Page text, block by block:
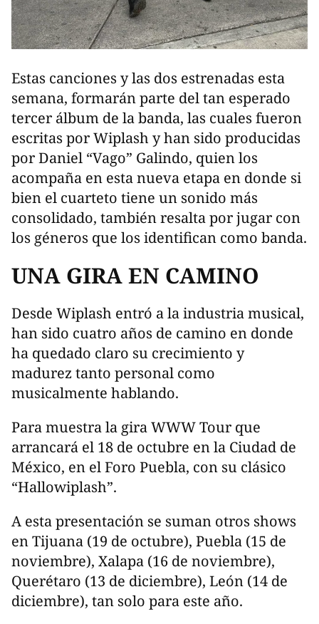
Estas canciones y las dos estrenadas esta
semana, formarán parte del tan esperado
tercer álbum de la banda, las cuales fueron
escritas por Wiplash y han sido producidas
por Daniel “Vago” Galindo, quien los
acompaña en esta nueva etapa en donde si
bien el cuarteto tiene un sonido más
consolidado, también resalta por jugar con
los géneros que los identifican como banda.
UNA GIRA EN CAMINO
Desde Wiplash entró a la industria musical,
han sido cuatro años de camino en donde
ha quedado claro su crecimiento y
madurez tanto personal como
musicalmente hablando.
Para muestra la gira WWW Tour que
arrancará el 18 de octubre en la Ciudad de
México, en el Foro Puebla, con su clásico
“Hallowiplash”.
A esta presentación se suman otros shows
en Tijuana (19 de octubre), Puebla (15 de
noviembre), Xalapa (16 de noviembre),
Querétaro (13 de diciembre), León (14 de
diciembre), tan solo para este año.